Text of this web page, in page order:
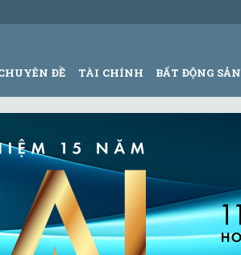
ĐỀ TÀI CHÍNH BẤT ĐỘNG SẢN